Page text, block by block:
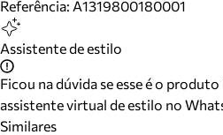
Referência: A1319800180001
Assistente de estilo
Ficou na dúvida se esse é o
assistente virtual de estilo no
Similares